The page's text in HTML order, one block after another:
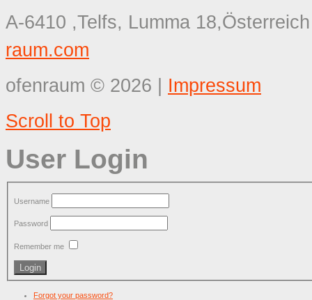
A-6410 ,Telfs, Lumma 18,Österreich
raum.com
ofenraum © 2026
Impressum
Scroll to Top
User Login
Username
Password
Remember me
Forgot your password?